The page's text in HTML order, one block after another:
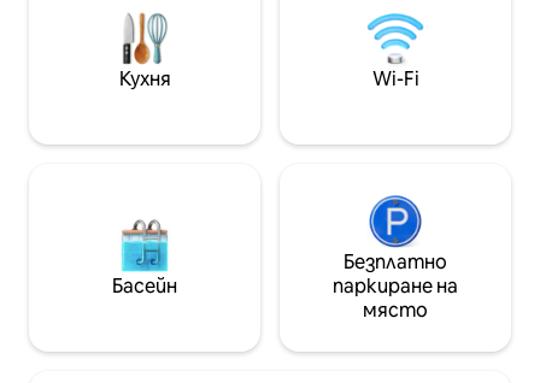
цели. Близост (3 км) до село с всички
магазини, включително
хипермаркети и електрически
терминали. 26 км от Реймс (25
престой.
Кухня Wi-Fi
Басейн
Безплатно
паркиране на
място